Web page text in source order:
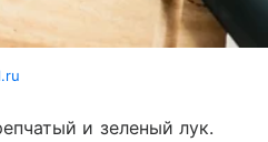
и зеленый лук.